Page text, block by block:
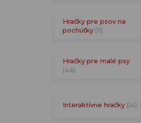
Hračky pre psov na
pochúťky (11)
Hračky pre malé psy
(44)
Interaktívne hračky (14)